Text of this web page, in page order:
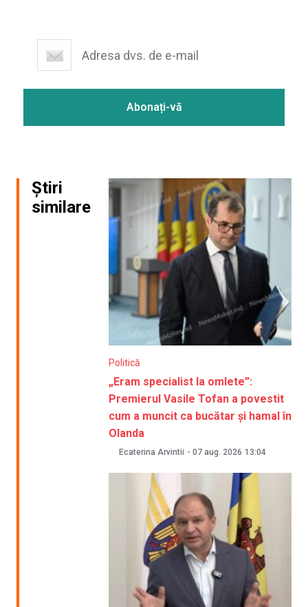
Știri
similare
Politică
„Eram specialist la omlete”:
Premierul Vasile Tofan a povestit
cum a muncit ca bucătar și hamal în
Olanda
Ecaterina Arvintii - 07 aug. 2026 13:04